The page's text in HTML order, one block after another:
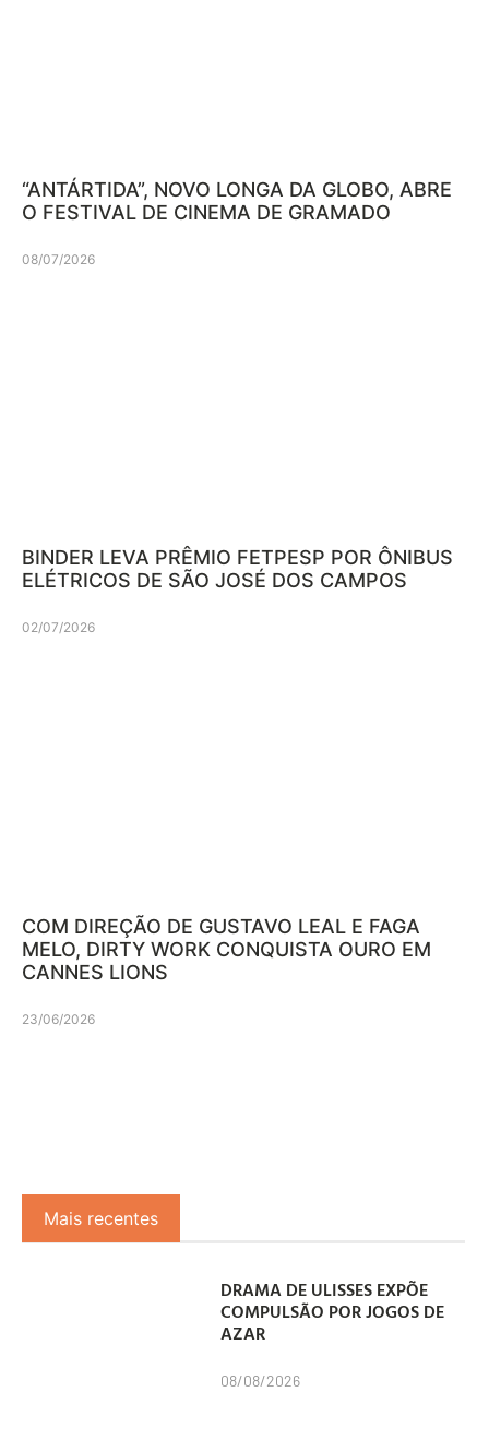
“ANTÁRTIDA”, NOVO LONGA DA GLOBO, ABRE
O FESTIVAL DE CINEMA DE GRAMADO
08/07/2026
BINDER LEVA PRÊMIO FETPESP POR ÔNIBUS
ELÉTRICOS DE SÃO JOSÉ DOS CAMPOS
02/07/2026
COM DIREÇÃO DE GUSTAVO LEAL E FAGA
MELO, DIRTY WORK CONQUISTA OURO EM
CANNES LIONS
23/06/2026
Mais recentes
DRAMA DE ULISSES EXPÕE
COMPULSÃO POR JOGOS DE
AZAR
08/08/2026